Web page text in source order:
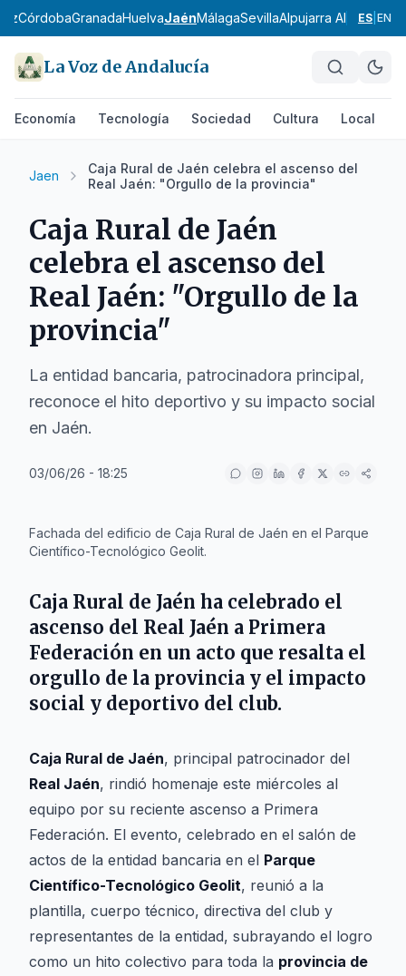
CórdobaGranadaHuelvaJaénMálagaSevillaAlpujarra Almeriense
ES EN
La Voz de Andalucía
Economía Tecnología Sociedad Cultura Local
Jaen
Caja Rural de Jaén celebra el ascenso del
Real Jaén: "Orgullo de la provincia"
Caja Rural de Jaén
celebra el ascenso del
Real Jaén: "Orgullo de la
provincia"
La entidad bancaria, patrocinadora principal,
reconoce el hito deportivo y su impacto social
en Jaén.
03/06/26 - 18:25
Fachada del edificio de Caja Rural de Jaén en el Parque
Científico-Tecnológico Geolit.
Caja Rural de Jaén ha celebrado el
ascenso del Real Jaén a Primera
Federación en un acto que resalta el
orgullo de la provincia y el impacto
social y deportivo del club.
Caja Rural de Jaén, principal patrocinador del
Real Jaén, rindió homenaje este miércoles al
equipo por su reciente ascenso a Primera
Federación. El evento, celebrado en el salón de
actos de la entidad bancaria en el Parque
Científico-Tecnológico Geolit, reunió a la
plantilla, cuerpo técnico, directiva del club y
representantes de la entidad, subrayando el logro
como un hito colectivo para toda la provincia de